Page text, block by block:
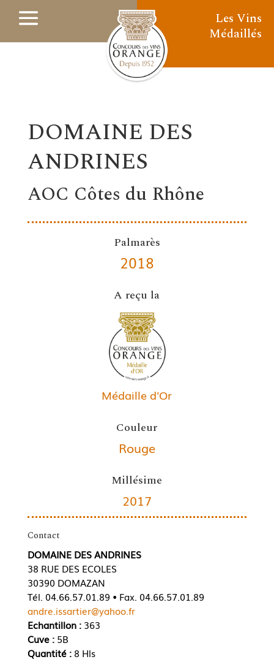
Les Vins
Médaillés
DOMAINE DES
ANDRINES
AOC Côtes du Rhône
Palmarès
2018
A reçu la
Médaille d'Or
Couleur
Rouge
Millésime
2017
Contact
DOMAINE DES ANDRINES
38 RUE DES ECOLES
30390 DOMAZAN
Tél. 04.66.57.01.89 • Fax. 04.66.57.01.89
andre.issartier@yahoo.fr
Echantillon :363
Cuve : 5B
Quantité : 8 Hls